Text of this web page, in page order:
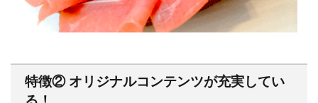
特徴② オリジナルコンテンツが充実してい